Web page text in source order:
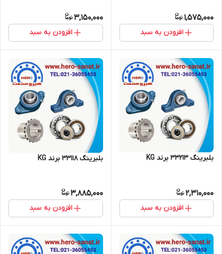
1,575,000
افزودن به سبد
3,150,000
افزودن به سبد
بلبرینگ 33213 برند KG
2,310,000
افزودن به سبد
بلبرینگ 33118 برند KG
3,885,000
افزودن به سبد